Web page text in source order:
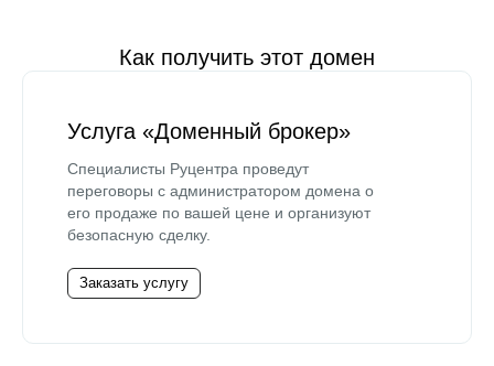
Как получить этот домен
Услуга «Доменный брокер»
Специалисты Руцентра проведут
переговоры с администратором домена о
его продаже по вашей цене и организуют
безопасную сделку.
Заказать услугу